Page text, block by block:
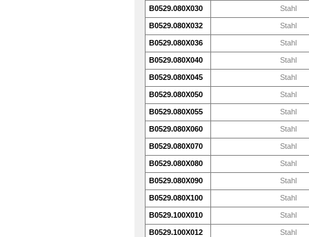
B0529.080X030 Stahl
B0529.080X032 Stahl
B0529.080X036 Stahl
B0529.080X040 Stahl
B0529.080X045 Stahl
B0529.080X050 Stahl
B0529.080X055 Stahl
B0529.080X060 Stahl
B0529.080X070 Stahl
B0529.080X080 Stahl
B0529.080X090 Stahl
B0529.080X100 Stahl
B0529.100X010 Stahl
B0529.100X012 Stahl